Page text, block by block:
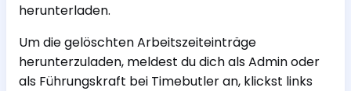
herunterladen.
Um die gelöschten Arbeitszeiteinträge
herunterzuladen, meldest du dich als Admin oder
als Führungskraft bei Timebutler an, klickst links